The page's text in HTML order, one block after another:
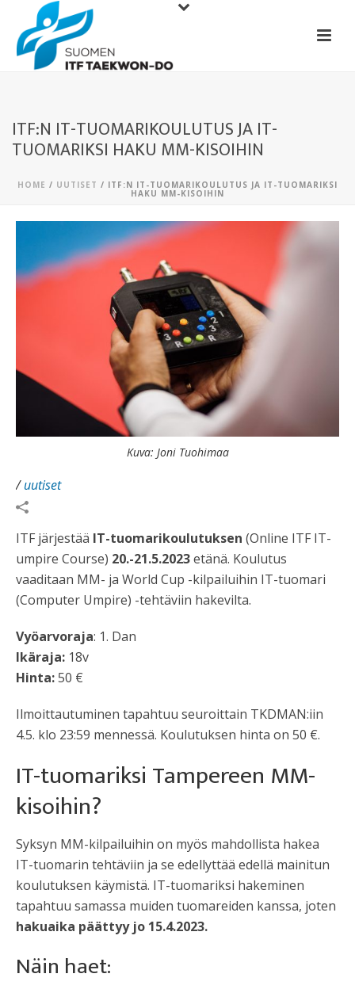
ITF:N IT-TUOMARIKOULUTUS JA IT-
TUOMARIKSI HAKU MM-KISOIHIN
HOME / UUTISET / ITF:N IT-TUOMARIKOULUTUS JA IT-TUOMARIKSI
HAKU MM-KISOIHIN
Kuva: Joni Tuohimaa
/uutiset
ITF järjestää IT-tuomarikoulutuksen (Online ITF IT-
umpire Course) 20.-21.5.2023etänä. Koulutus
vaaditaan MM- ja World Cup -kilpailuihin IT-tuomari
(Computer Umpire) -tehtäviin hakevilta.
Vyöarvoraja: 1. Dan
Ikäraja: 18v
Hinta:50 €
Ilmoittautuminen tapahtuu seuroittain TKDMAN:iin
4.5. klo 23:59 mennessä. Koulutuksen hinta on 50 €.
IT-tuomariksi Tampereen MM-
kisoihin?
Syksyn MM-kilpailuihin on myös mahdollista hakea
IT-tuomarin tehtäviin ja se edellyttää edellä mainitun
koulutuksen käymistä. IT-tuomariksi hakeminen
tapahtuu samassa muiden tuomareiden kanssa, joten
hakuaika päättyy jo 15.4.2023.
Näin haet: